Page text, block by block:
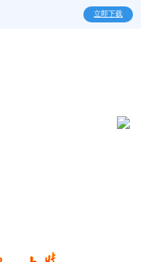
立即下载